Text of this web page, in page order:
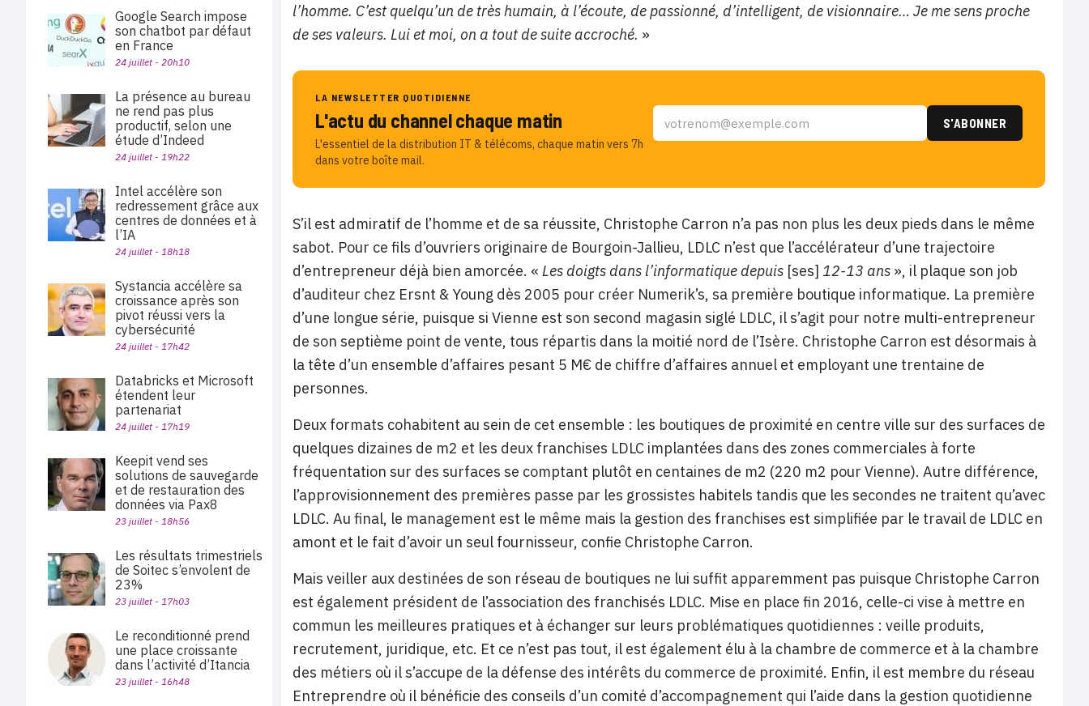
l’homme. C’est quelqu’un de très humain, à l’écoute, de passionné, d’intelligent, de visionnaire… Je me sens proche
de ses valeurs. Lui et moi, on a tout de suite accroché. »
LA NEWSLETTER QUOTIDIENNE
L'actu du channel chaque matin
L'essentiel de la distribution IT & télécoms, chaque matin vers 7h
dans votre boîte mail.
S’il est admiratif de l’homme et de sa réussite, Christophe Carron n’a pas non plus les deux pieds dans le même
sabot. Pour ce fils d’ouvriers originaire de Bourgoin-Jallieu, LDLC n’est que l’accélérateur d’une trajectoire
d’entrepreneur déjà bien amorcée. « Les doigts dans l’informatique depuis [ses] 12-13 ans », il plaque son job
d’auditeur chez Ersnt & Young dès 2005 pour créer Numerik’s, sa première boutique informatique. La première
d’une longue série, puisque si Vienne est son second magasin siglé LDLC, il s’agit pour notre multi-entrepreneur
de son septième point de vente, tous répartis dans la moitié nord de l’Isère. Christophe Carron est désormais à
la tête d’un ensemble d’affaires pesant 5 M€ de chiffre d’affaires annuel et employant une trentaine de
personnes.
Deux formats cohabitent au sein de cet ensemble : les boutiques de proximité en centre ville sur des surfaces de
quelques dizaines de m2 et les deux franchises LDLC implantées dans des zones commerciales à forte
fréquentation sur des surfaces se comptant plutôt en centaines de m2 (220 m2 pour Vienne). Autre différence,
l’approvisionnement des premières passe par les grossistes habitels tandis que les secondes ne traitent qu’avec
LDLC. Au final, le management est le même mais la gestion des franchises est simplifiée par le travail de LDLC en
amont et le fait d’avoir un seul fournisseur, confie Christophe Carron.
Mais veiller aux destinées de son réseau de boutiques ne lui suffit apparemment pas puisque Christophe Carron
est également président de l’association des franchisés LDLC. Mise en place fin 2016, celle-ci vise à mettre en
commun les meilleures pratiques et à échanger sur leurs problématiques quotidiennes : veille produits,
recrutement, juridique, etc. Et ce n’est pas tout, il est également élu à la chambre de commerce et à la chambre
des métiers où il s’accupe de la défense des intérêts du commerce de proximité. Enfin, il est membre du réseau
Entreprendre où il bénéficie des conseils d’un comité d’accompagnement qui l’aide dans la gestion quotidienne
Google Search impose
son chatbot par défaut
en France
24 juillet - 20h10
La présence au bureau
ne rend pas plus
productif, selon une
étude d’Indeed
24 juillet - 19h22
Intel accélère son
redressement grâce aux
centres de données et à
l’IA
24 juillet - 18h18
Systancia accélère sa
croissance après son
pivot réussi vers la
cybersécurité
24 juillet - 17h42
Databricks et Microsoft
étendent leur
partenariat
24 juillet - 17h19
Keepit vend ses
solutions de sauvegarde
et de restauration des
données via Pax8
23 juillet - 18h56
Les résultats trimestriels
de Soitec s’envolent de
23%
23 juillet - 17h03
Le reconditionné prend
une place croissante
dans l’activité d’Itancia
23 juillet - 16h48